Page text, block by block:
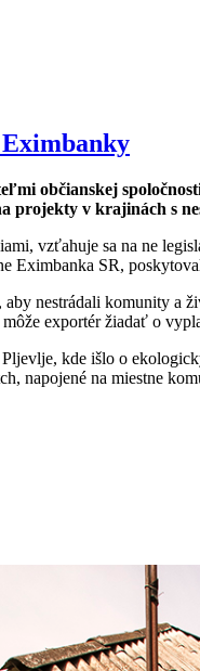
občianskej
projekty v krajinách s
vzťahuje sa na ne
Eximbanka SR,
nestrádali komunity
exportér žiadať o
kde išlo o
napojené na miestne